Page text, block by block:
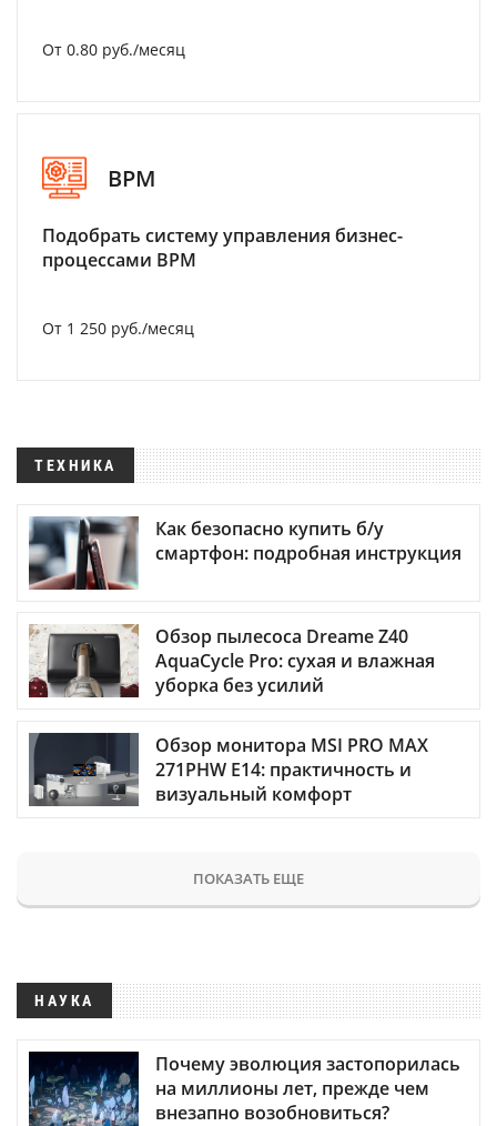
От 0.80 руб./месяц
BPM
Подобрать систему управления бизнес-
процессами BPM
От 1 250 руб./месяц
ТЕХНИКА
Как безопасно купить б/у
смартфон: подробная инструкция
Обзор пылесоса Dreame Z40
AquaCycle Pro: сухая и влажная
уборка без усилий
Обзор монитора MSI PRO MAX
271PHW E14: практичность и
визуальный комфорт
ПОКАЗАТЬ ЕЩЕ
НАУКА
Почему эволюция застопорилась
на миллионы лет, прежде чем
внезапно возобновиться?